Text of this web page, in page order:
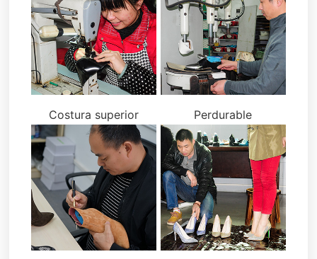
Costura superior Perdurable